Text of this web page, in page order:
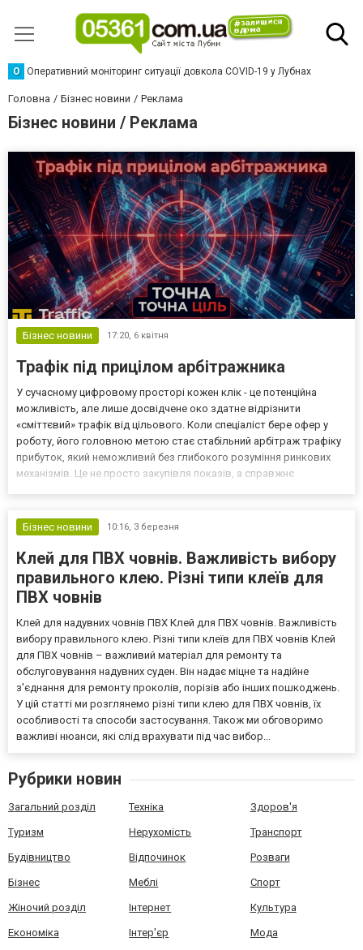
О Оперативний моніторинг ситуації довкола COVID-19 у Лубнах
Головна Бізнес новини Реклама
Бізнес новини / Реклама
Бізнес новини 17:20, 6 квітня
Трафік під прицілом арбітражника
У сучасному цифровому просторі кожен клік - це потенційна
можливість, але лише досвідчене око здатне відрізнити
«сміттєвий» трафік від цільового. Коли спеціаліст бере офер у
роботу, його головною метою стає стабільний арбітраж трафіку
прибуток, який неможливий без глибокого розуміння ринкових
механізмів. Це не просто закупівля показів, а справжнє
Бізнес новини
10:16, 3 березня
Клей для ПВХ човнів. Важливість вибору
правильного клею. Різні типи клеїв для
ПВХ човнів
Клей для надувних човнів ПВХ Клей для ПВХ човнів. Важливість
вибору правильного клею. Різні типи клеїв для ПВХ човнів Клей
для ПВХ човнів – важливий матеріал для ремонту та
обслуговування надувних суден. Він надає міцне та надійне
з'єднання для ремонту проколів, порізів або інших пошкоджень.
У цій статті ми розглянемо різні типи клею для ПВХ човнів, їх
особливості та способи застосування. Також ми обговоримо
важливі нюанси, які слід врахувати під час вибор...
Рубрики новин
Загальний розділ Техніка Здоров'я
Туризм Нерухомість Транспорт
Будівництво Відпочинок Розваги
Бізнес Меблі Спорт
Жіночий розділ Інтернет Культура
Економіка Інтер'єр Мода